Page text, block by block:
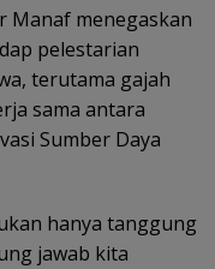
Manaf menegaskan
pelestarian
terutama gajah
sama antara
Sumber Daya
hanya tanggung
jawab kita